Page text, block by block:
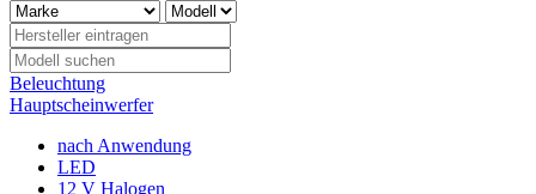
Beleuchtung
Hauptscheinwerfer
nach Anwendung
LED
12 V Halogen